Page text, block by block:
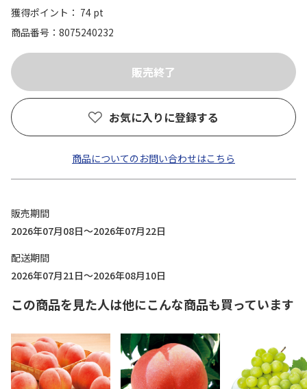
獲得ポイント： 74 pt
商品番号
8075240232
お気に入りに登録する
商品についてのお問い合わせはこちら
販売期間
2026年07月08日～2026年07月22日
配送期間
2026年07月21日～2026年08月10日
この商品を見た人は他にこんな商品も買っています